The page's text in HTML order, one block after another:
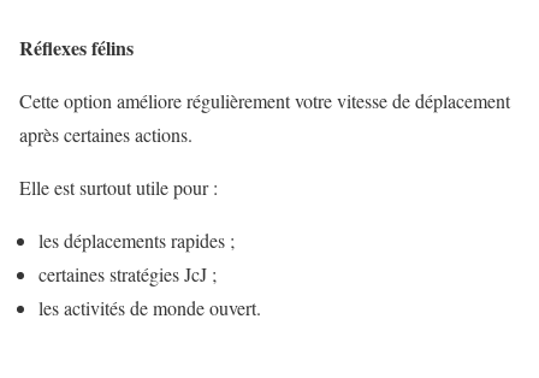
Réflexes félins
Cette option améliore régulièrement votre vitesse de déplacement
après certaines actions.
Elle est surtout utile pour :
les déplacements rapides ;
certaines stratégies JcJ ;
les activités de monde ouvert.